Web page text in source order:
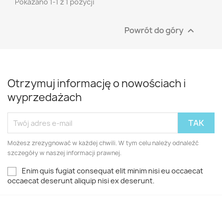
Pokazano 1-1 z 1 pozycji
Powrót do góry 
Otrzymuj informację o nowościach i
wyprzedażach
Możesz zrezygnować w każdej chwili. W tym celu należy odnaleźć
szczegóły w naszej informacji prawnej.
Enim quis fugiat consequat elit minim nisi eu occaecat
occaecat deserunt aliquip nisi ex deserunt.